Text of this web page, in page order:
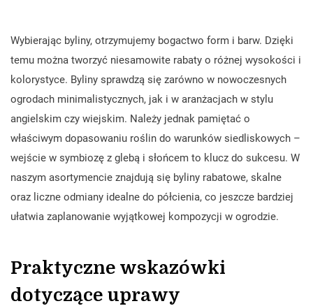
Wybierając byliny, otrzymujemy bogactwo form i barw. Dzięki
temu można tworzyć niesamowite rabaty o różnej wysokości i
kolorystyce. Byliny sprawdzą się zarówno w nowoczesnych
ogrodach minimalistycznych, jak i w aranżacjach w stylu
angielskim czy wiejskim. Należy jednak pamiętać o
właściwym dopasowaniu roślin do warunków siedliskowych –
wejście w symbiozę z glebą i słońcem to klucz do sukcesu. W
naszym asortymencie znajdują się byliny rabatowe, skalne
oraz liczne odmiany idealne do półcienia, co jeszcze bardziej
ułatwia zaplanowanie wyjątkowej kompozycji w ogrodzie.
Praktyczne wskazówki
dotyczące uprawy